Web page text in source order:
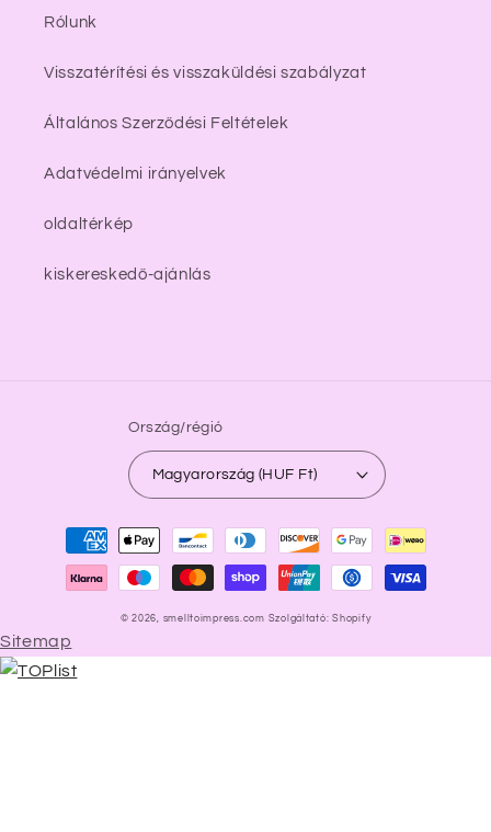
Rólunk
Visszatérítési és visszaküldési szabályzat
Általános Szerződési Feltételek
Adatvédelmi irányelvek
oldaltérkép
kiskereskedő-ajánlás
Ország/régió
Magyarország (HUF Ft)
Fizetési
módok
© 2026, smelltoimpress.com Szolgáltató: Shopify
Sitemap